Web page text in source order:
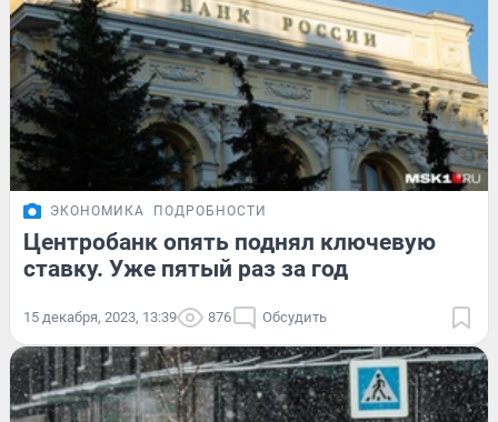
ЭКОНОМИКА ПОДРОБНОСТИ
Центробанк опять поднял ключевую
ставку. Уже пятый раз за год
15 декабря, 2023, 13:39 876 Обсудить